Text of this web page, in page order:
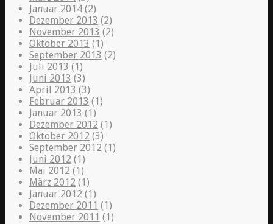
Januar 2014 (2)
Dezember 2013 (2)
November 2013 (2)
Oktober 2013 (1)
September 2013 (2)
Juli 2013 (1)
Juni 2013 (3)
April 2013 (3)
Februar 2013 (1)
Januar 2013 (1)
Dezember 2012 (1)
Oktober 2012 (3)
September 2012 (1)
Juni 2012 (1)
Mai 2012 (1)
März 2012 (1)
Januar 2012 (1)
Dezember 2011 (1)
November 2011 (1)